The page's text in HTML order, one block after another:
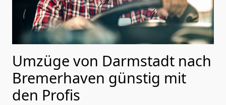
Umzüge von Darmstadt nach
Bremer­haven günstig mit
den Profis